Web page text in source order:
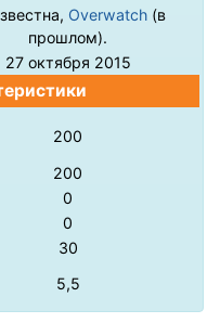
Overwatch(в
прошлом).
27 октября 2015
200
200
0
0
30
5,5